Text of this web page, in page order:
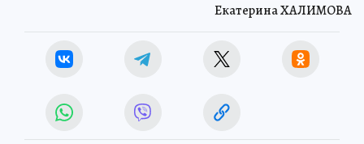
Екатерина ХАЛИМОВА